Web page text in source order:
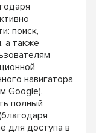
поиск,
а также
навигатора
Google).
полный
для доступа в